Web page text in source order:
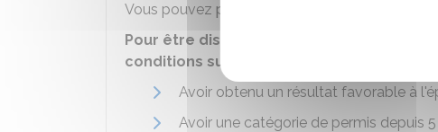
Vous pouvez passer le code (ETG) via une
Pour être dispensé de passer le code
conditions suivantes :
Avoir obtenu un résultat favorable à
Avoir une catégorie de permis depuis